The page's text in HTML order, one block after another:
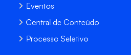
Eventos
Central de Conteúdo
Processo Seletivo